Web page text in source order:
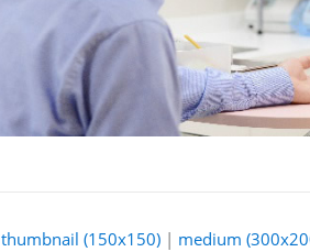
thumbnail (150x150) | medium